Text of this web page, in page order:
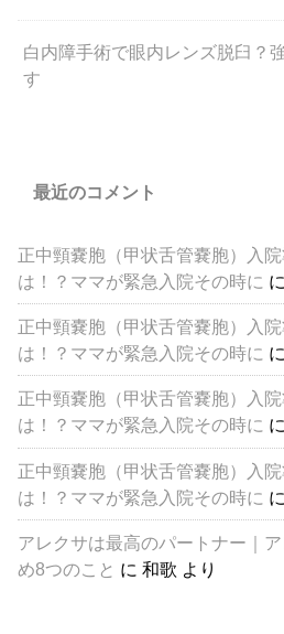
白内障手術で眼内レンズ脱臼？
す
最近のコメント
正中頸嚢胞（甲状舌管嚢胞）入
は！？ママが緊急入院その時に
正中頸嚢胞（甲状舌管嚢胞）入
は！？ママが緊急入院その時に に
正中頸嚢胞（甲状舌管嚢胞）入
は！？ママが緊急入院その時に
正中頸嚢胞（甲状舌管嚢胞）入
は！？ママが緊急入院その時に に
アレクサは最高のパートナー｜
め8つのこと に和歌 より